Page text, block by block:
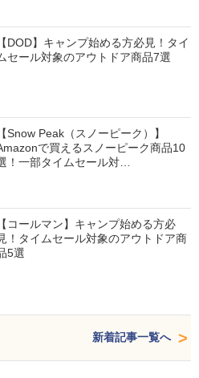
【DOD】キャンプ始める方必見！タイ
セール対象のアウトドア商品7選
【Snow Peak（スノーピーク）】
で買えるスノーピーク商品10
！一部タイムセール対…
【コールマン】キャンプ始める方必
！タイムセール対象のアウトドア商
5選
新着記事一覧へ